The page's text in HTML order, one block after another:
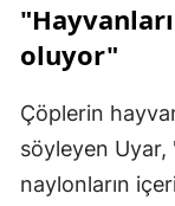
oluyor"
Çöplerin
söyleyen Uyar,
naylonların